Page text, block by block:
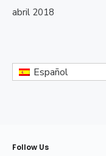
abril 2018
Español
Follow Us